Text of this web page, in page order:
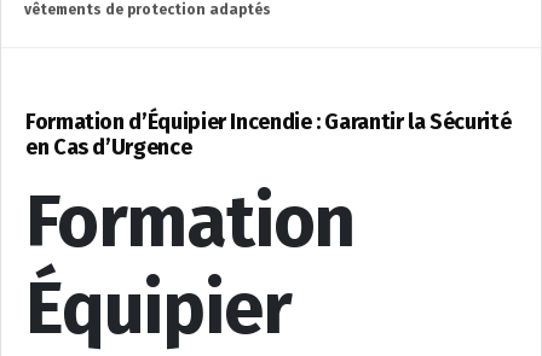
vêtements de protection adaptés
Formation d’Équipier Incendie : Garantir la Sécurité
en Cas d’Urgence
Formation
Équipier